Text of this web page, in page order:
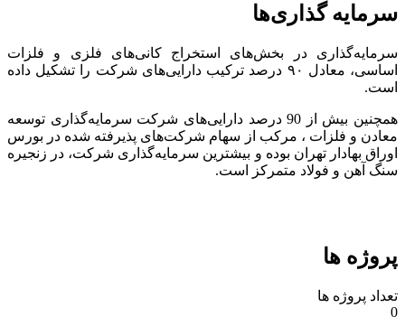
سرمایه گذاری‌ها
سرمایه‌گذاری در بخش‌های استخراج کانی‌های فلزی و فلزات
اساسی، معادل ۹۰ درصد ترکیب دارایی‌های شرکت را تشکیل داده
است.
همچنین بیش از 90 درصد دارایی‌های شرکت سرمایه‌گذاری توسعه
معادن و فلزات ، مرکب از سهام شرکت‌های پذیرفته شده در بورس
اوراق بهادار تهران بوده و بیشترین سرمایه‌گذاری شرکت، در زنجیره
سنگ آهن و فولاد متمرکز است.
پروژه ها
تعداد پروژه ها
0